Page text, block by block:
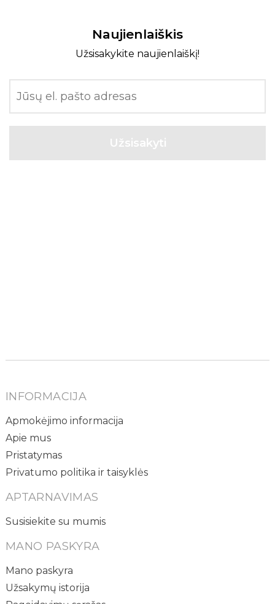
Naujienlaiškis
Užsisakykite naujienlaiškį!
INFORMACIJA
Apmokėjimo informacija
Apie mus
Pristatymas
Privatumo politika ir taisyklės
APTARNAVIMAS
Susisiekite su mumis
MANO PASKYRA
Mano paskyra
Užsakymų istorija